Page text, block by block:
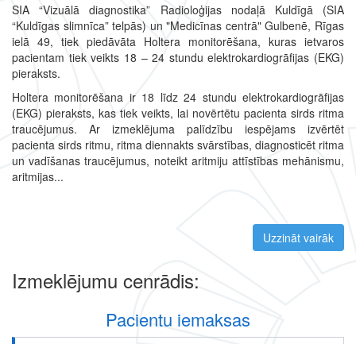
SIA “Vizuālā diagnostika” Radioloģijas nodaļā Kuldīgā (SIA
“Kuldīgas slimnīca” telpās) un "Medicīnas centrā" Gulbenē, Rīgas
ielā 49, tiek piedāvāta Holtera monitorēšana, kuras ietvaros
pacientam tiek veikts 18 – 24 stundu elektrokardiogrāfijas (EKG)
pieraksts.
Holtera monitorēšana ir 18 līdz 24 stundu elektrokardiogrāfijas
(EKG) pieraksts, kas tiek veikts, lai novērtētu pacienta sirds ritma
traucējumus. Ar izmeklējuma palīdzību iespējams izvērtēt
pacienta sirds ritmu, ritma diennakts svārstības, diagnosticēt ritma
un vadīšanas traucējumus, noteikt aritmiju attīstības mehānismu,
aritmijas...
Uzzināt vairāk
Izmeklējumu cenrādis:
Pacientu iemaksas